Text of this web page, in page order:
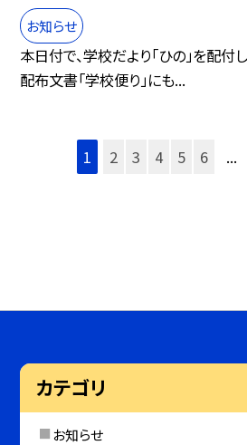
お知らせ
本日付で、学校だより「ひの」を配付
配布文書「学校便り」にも...
1 2 3 4 5 6 ...
カテゴリ
お知らせ